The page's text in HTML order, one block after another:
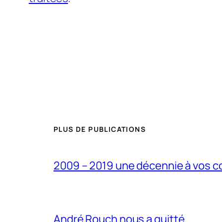
PLUS DE PUBLICATIONS
2009 – 2019 une décennie à vos
André Rouch nous a quitté